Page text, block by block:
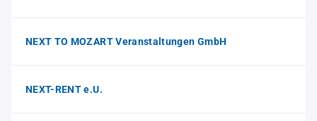
NEXT TO MOZART Veranstaltungen GmbH
NEXT-RENT e.U.